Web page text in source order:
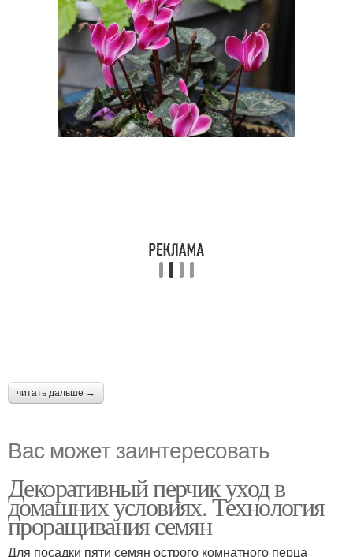
читать дальше →
Вас может заинтересовать
Декоративный перчик уход в
домашних условиях. Технология
проращивания семян
Для посадки пяти семян острого комнатного перца